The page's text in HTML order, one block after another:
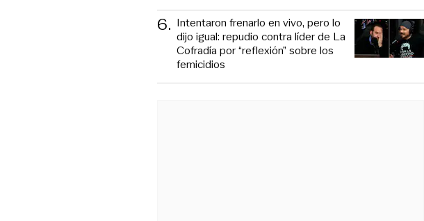
6. Intentaron frenarlo en vivo, pero lo
dijo igual: repudio contra líder de La
Cofradía por “reflexión” sobre los
femicidios